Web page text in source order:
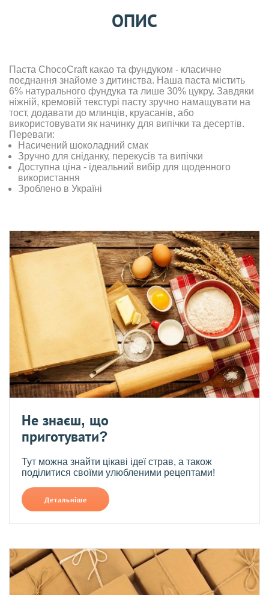
ОПИС
Паста ChocoCraft какао та фундуком - класичне
поєднання знайоме з дитинства. Наша паста містить
6% натурального фундука та лише 30% цукру. Завдяки
ніжній, кремовій текстурі пасту зручно намащувати на
тост, додавати до млинців, круасанів, або
використовувати як начинку для випічки та десертів.
Переваги:
Насичений шоколадний смак
Зручно для сніданку, перекусів та випічки
Доступна ціна - ідеальний вибір для щоденного
використання
Зроблено в Україні
Не знаєш, що
приготувати?
Тут можна знайти цікаві ідеї страв, а також
поділитися своїми улюбленими рецептами!
Детальніше